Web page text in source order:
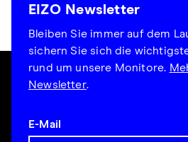
EIZO Newsletter
Bleiben Sie immer auf dem
sichern Sie sich die
rund um unsere Monitore.
Newsletter.
E-Mail